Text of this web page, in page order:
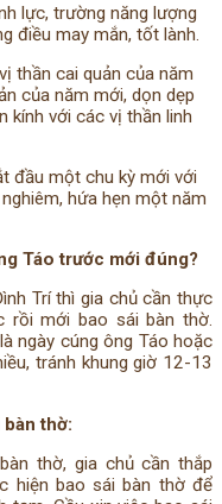
lực, trường năng lượng
điều may mắn, tốt lành.
thần cai quản của năm
của năm mới, dọn dẹp
kính với các vị thần linh
đầu một chu kỳ mới với
hứa hẹn một năm
Táo trước mới đúng?
Trí thì gia chủ cần thực
rồi mới bao sái bàn thờ.
ngày cúng ông Táo hoặc
tránh khung giờ 12-13
thờ:
thờ, gia chủ cần thắp
hiện bao sái bàn thờ để